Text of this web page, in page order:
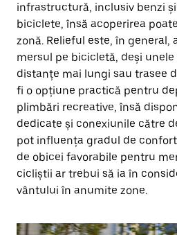
infrastructură, inclusiv benzi
biciclete, însă acoperirea
zonă. Relieful este, în general,
mersul pe bicicletă, deși
distanțe mai lungi sau trasee
fi o opțiune practică pentru
plimbări recreative, însă
dedicate și conexiunile către
pot influența gradul de
de obicei favorabile pentru
cicliștii ar trebui să ia în
vântului în anumite zone.